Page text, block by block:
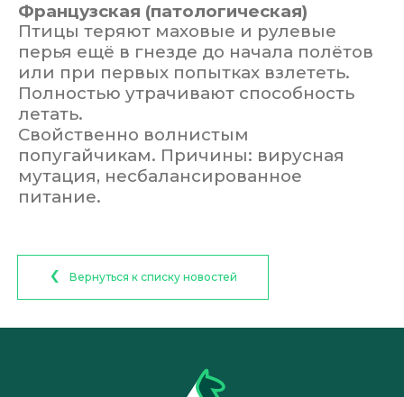
Французская (патологическая)
Птицы теряют маховые и рулевые
перья ещё в гнезде до начала полётов
или при первых попытках взлететь.
Полностью утрачивают способность
летать.
Свойственно волнистым
попугайчикам. Причины: вирусная
мутация, несбалансированное
питание.
Вернуться к списку новостей